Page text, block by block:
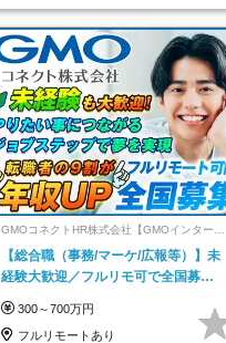
GMOコネクトHR株式会社【GMOインターネ
ットグループ】
【総合職（事務/マーケ/広報等）】未
経験大歓迎／フルリモ可で全国募
★
300～700万円
フルリモートあり